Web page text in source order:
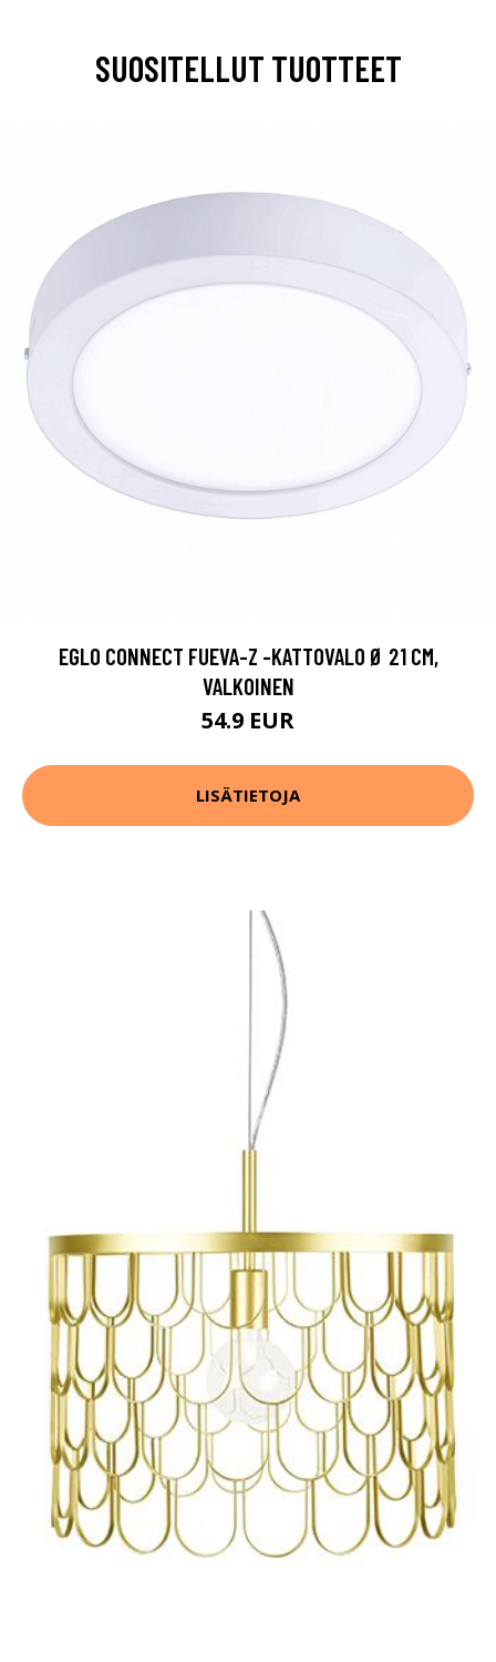
SUOSITELLUT TUOTTEET
EGLO CONNECT FUEVA-Z -KATTOVALO Ø 21 CM,
VALKOINEN
54.9 EUR
LISÄTIETOJA